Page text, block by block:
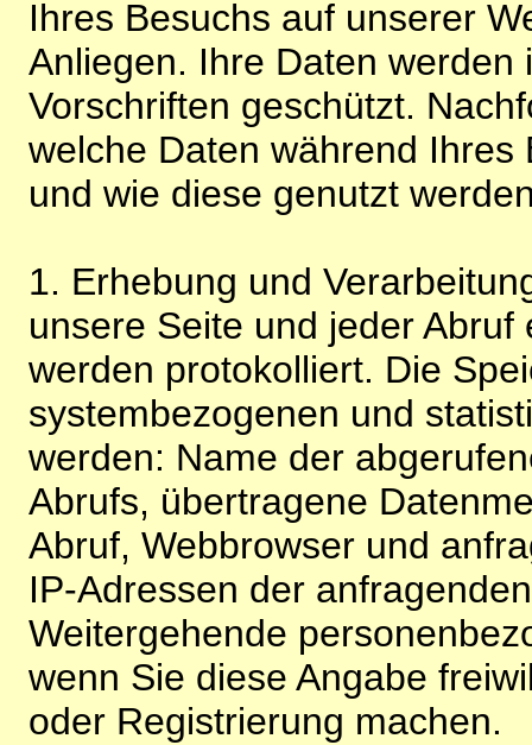
Ihres Besuchs auf unserer
Anliegen. Ihre Daten
Vorschriften geschützt.
welche Daten während
und wie diese genutzt
1. Erhebung und
unsere Seite und jeder
werden protokolliert. Die
systembezogenen und
werden: Name der
Abrufs, übertragene
Abruf, Webbrowser und
IP-Adressen der
Weitergehende
wenn Sie diese Angabe
oder Registrierung machen.